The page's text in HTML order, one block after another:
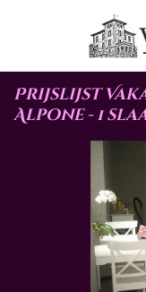
de
hoofdinhoud
Prijslijst
Alpone - 1